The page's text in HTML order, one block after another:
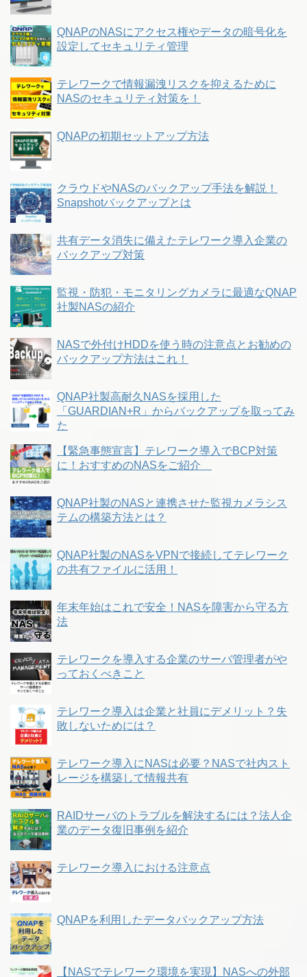
QNAPのNASにアクセス権やデータの暗号化を
設定してセキュリティ管理
テレワークで情報漏洩リスクを抑えるために
NASのセキュリティ対策を！
QNAPの初期セットアップ方法
クラウドやNASのバックアップ手法を解説！
Snapshotバックアップとは
共有データ消失に備えたテレワーク導入企業の
バックアップ対策
監視・防犯・モニタリングカメラに最適なQNAP
社製NASの紹介
NASで外付けHDDを使う時の注意点とお勧めの
バックアップ方法はこれ！
QNAP社製高耐久NASを採用した
「GUARDIAN+R」からバックアップを取ってみ
た
【緊急事態宣言】テレワーク導入でBCP対策
に！おすすめのNASをご紹介
QNAP社製のNASと連携させた監視カメラシス
テムの構築方法とは？
QNAP社製のNASをVPNで接続してテレワーク
の共有ファイルに活用！
年末年始はこれで安全！NASを障害から守る方
法
テレワークを導入する企業のサーバ管理者がや
っておくべきこと
テレワーク導入は企業と社員にデメリット？失
敗しないためには？
テレワーク導入にNASは必要？NASで社内スト
レージを構築して情報共有
RAIDサーバのトラブルを解決するには？法人企
業のデータ復旧事例を紹介
テレワーク導入における注意点
QNAPを利用したデータバックアップ方法
【NASでテレワーク環境を実現】NASへの外部